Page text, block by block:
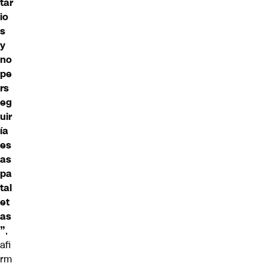
io
s
y
no
pe
rs
eg
uir
ía
es
as
pa
tal
et
as
”,
afi
rm